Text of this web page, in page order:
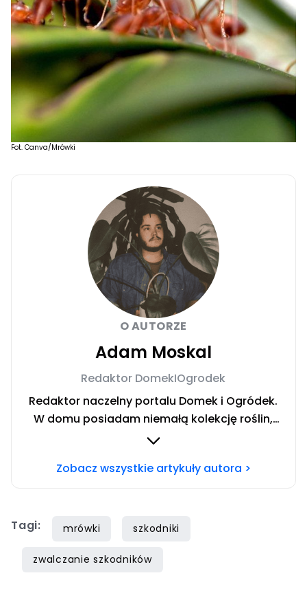
Fot. Canva/Mrówki
O AUTORZE
Adam Moskal
Redaktor DomekIOgrodek
Redaktor naczelny portalu Domek i Ogródek.
W domu posiadam niemałą kolekcję roślin,
którą można nazwać dżunglą. Uwielbiam
Prywatnie fan fantastyki, muzyki rockowej, a
mnie wiadomość na
Zobacz wszystkie artykuły autora >
Tagi: mrówki szkodniki
zwalczanie szkodników